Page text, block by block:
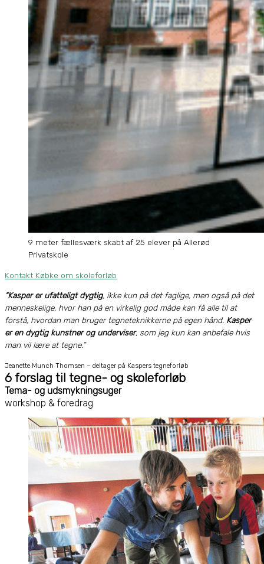
9 meter fællesværk skabt af 25 elever på Allerød
Privatskole
Kontakt Købke om skoleforløb
“Kasper er ufatteligt dygtig, ikke kun på det faglige, men også på det
menneskelige, hvor han på en virkelig god måde kan få alle til at
forstå, hvordan man bruger tegneteknikkerne på egen hånd. Kasper
er en dygtig kunstner og underviser, som jeg kun kan anbefale hvis
man vil lære at tegne.”
Jeanette Munch Thomsen – deltager på Kaspers tegneforløb
6 forslag til tegne- og skoleforløb
Tema- og udsmykningsuger
workshop & foredrag